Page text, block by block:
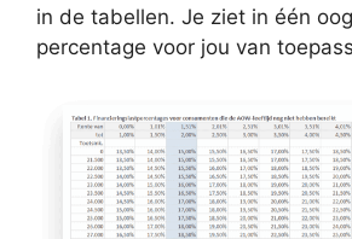
in de tabellen. Je ziet in één
percentage voor jou van